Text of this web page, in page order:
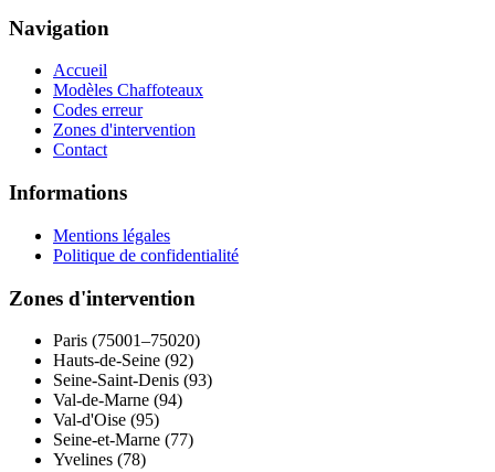
Navigation
Accueil
Modèles Chaffoteaux
Codes erreur
Zones d'intervention
Contact
Informations
Mentions légales
Politique de confidentialité
Zones d'intervention
Paris (75001–75020)
Hauts-de-Seine (92)
Seine-Saint-Denis (93)
Val-de-Marne (94)
Val-d'Oise (95)
Seine-et-Marne (77)
Yvelines (78)